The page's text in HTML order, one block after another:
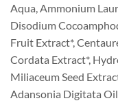
Aqua, Ammonium
Disodium
Fruit Extract*,
Cordata Extract*,
Miliaceum Seed
Adansonia Digitata